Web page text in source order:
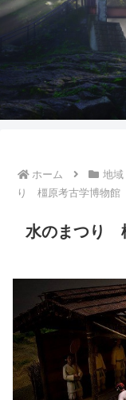
ホーム 地域
り 橿原考古学博物館
水のまつり